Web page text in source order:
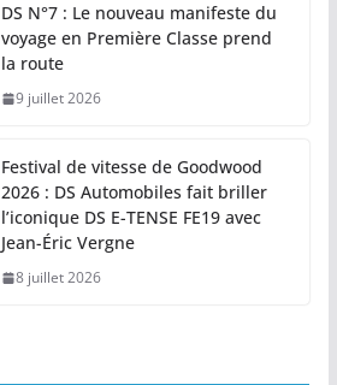
DS N°7 : Le nouveau manifeste du
voyage en Première Classe prend
la route
9 juillet 2026
Festival de vitesse de Goodwood
2026 : DS Automobiles fait briller
l’iconique DS E-TENSE FE19 avec
Jean-Éric Vergne
8 juillet 2026